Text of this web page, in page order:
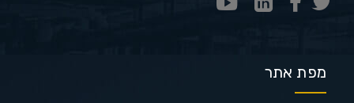
מפת אתר